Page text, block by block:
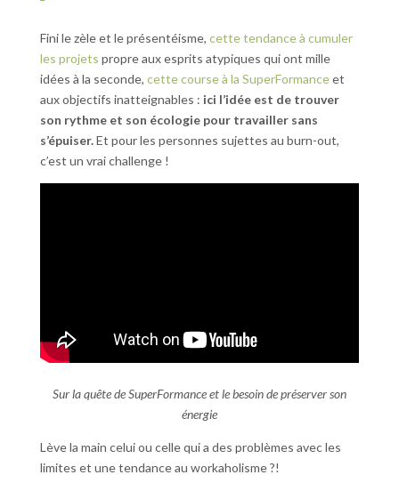
Fini le zèle et le présentéisme, cette tendance à cumuler
les projets propre aux esprits atypiques qui ont mille
idées à la seconde, cette course à la SuperFormanceet
aux objectifs inatteignables : ici l’idée est de trouver
son rythme et son écologie pour travailler sans
s’épuiser.Et pour les personnes sujettes au burn-out,
c’est un vrai challenge !
Sur la quête de SuperFormance et le besoin de préserver son
énergie
Lève la main celui ou celle qui a des problèmes avec les
limites et une tendance au workaholisme ?!